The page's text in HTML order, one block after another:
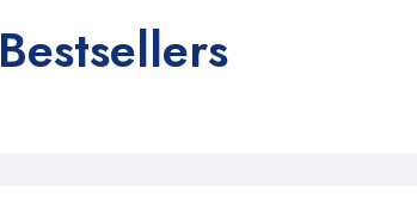
Bestsellers